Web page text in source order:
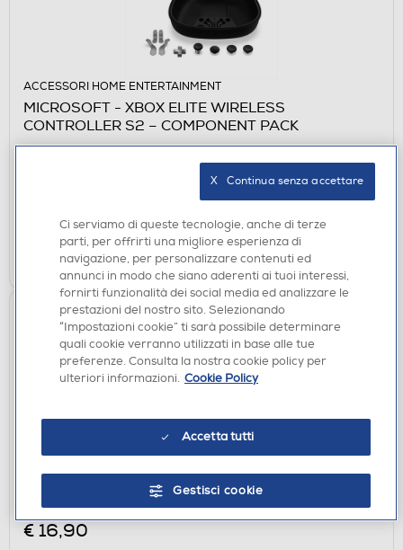
ACCESSORI HOME ENTERTAINMENT
MICROSOFT - XBOX ELITE WIRELESS
CONTROLLER S2 – COMPONENT PACK
€ 66,90
AGGIUNGI
AAAMAZE - MOUSE GAMING LOKY CON FILO-
Nero
€ 16,90
Ci serviamo di queste tecnologie, anche di terze
parti, per offrirti una migliore esperienza di
navigazione, per personalizzare contenuti ed
annunci in modo che siano aderenti ai tuoi interessi,
fornirti funzionalità dei social media ed analizzare le
prestazioni del nostro sito. Selezionando
“Impostazioni cookie” ti sarà possibile determinare
quali cookie verranno utilizzati in base alle tue
preferenze. Consulta la nostra cookie policy per
ulteriori informazioni. Cookie Policy
Accetta tutti
Gestisci cookie
X   Continua senza accettare